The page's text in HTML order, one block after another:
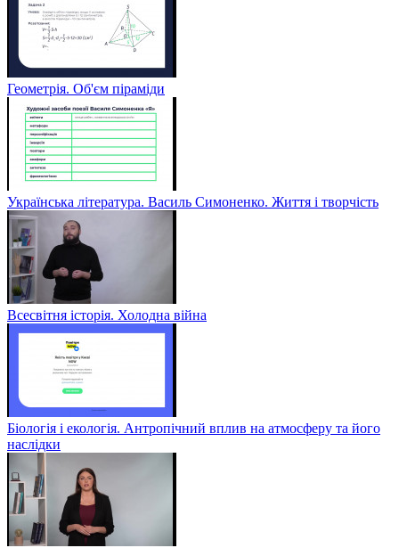
Геометрія. Об'єм піраміди
Українська література. Василь Симоненко. Життя і творчість
Всесвітня історія. Холодна війна
Біологія і екологія. Антропічний вплив на атмосферу та його
наслідки